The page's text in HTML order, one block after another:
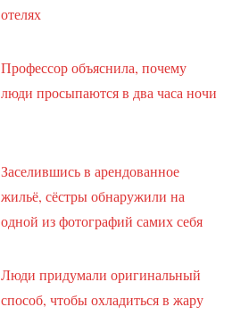
отелях
Профессор объяснила, почему
люди просыпаются в два часа ночи
Заселившись в арендованное
жильё, сёстры обнаружили на
одной из фотографий самих себя
Люди придумали оригинальный
способ, чтобы охладиться в жару